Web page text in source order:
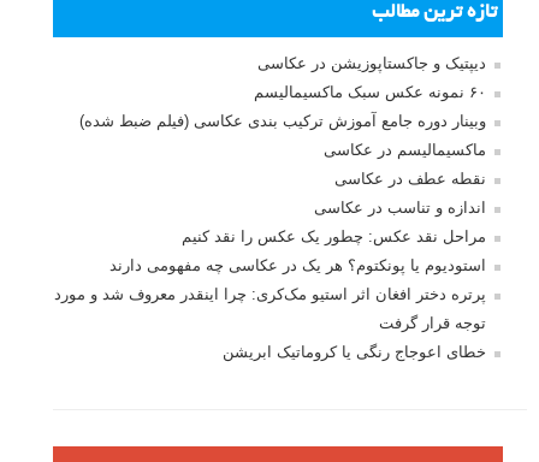
تازه ترین مطالب
دیپتیک و جاکستا‌پوزیشن در عکاسی
۶۰ نمونه عکس سبک ماکسیمالیسم
وبینار دوره جامع آموزش ترکیب بندی عکاسی (فیلم ضبط شده)
ماکسیمالیسم در عکاسی
نقطه عطف در عکاسی
اندازه و تناسب در عکاسی
مراحل نقد عکس: چطور یک عکس را نقد کنیم
استودیوم یا پونکتوم؟ هر یک در عکاسی چه مفهومی دارند
پرتره دختر افغان اثر استیو مک‌کری: چرا اینقدر معروف شد و مورد
توجه قرار گرفت
خطای اعوجاج رنگی یا کروماتیک ابریشن